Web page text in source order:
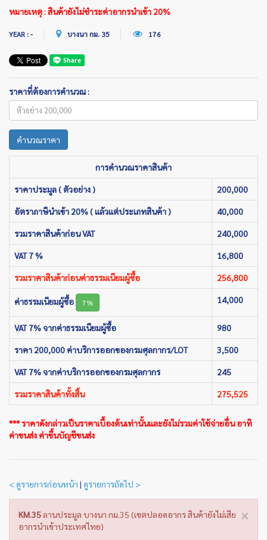
หมายเหตุ : สินค้ายังไม่ชำระค่าอากรนำเข้า 20%
YEAR : - บางนา กม. 35 176
ราคาที่ต้องการคำนวณ :
คำนวณราคา
การคำนวณราคาสินค้า
ราคาประมูล ( ตัวอย่าง ) 200,000
อัตราภาษีนำเข้า 20% ( แล้วแต่ประเภทสินค้า ) 40,000
รวมราคาสินค้าก่อน VAT 240,000
VAT 7 % 16,800
รวมราคาสินค้าก่อนค่าธรรมเนียมผู้ซื้อ 256,800
ค่าธรรมเนียมผู้ซื้อ 7% 14,000
VAT 7% จากค่าธรรมเนียมผู้ซื้อ 980
ราคา 200,000 ค่าบริการออกของกรมศุลกากร/LOT 3,500
VAT 7% จากค่าบริการออกของกรมศุลกากร 245
รวมราคาสินค้าทั้งสิ้น 275,525
*** ราคาดังกล่าวเป็นราคาเบื้องต้นเท่านั้นและยังไม่รวมค่าใช้จ่ายอื่น อาทิ
ค่าขนส่ง ค่าขึ้นบัญชีขนส่ง
< ดูรายการก่อนหน้า | ดูรายการถัดไป >
×
KM.35ลานประมูล บางนา กม.35 (เขตปลอดอากร สินค้ายังไม่เสีย
อากรนำเข้าประเทศไทย)